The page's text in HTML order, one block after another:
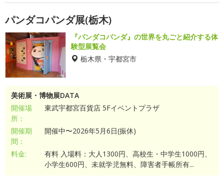
パンダコパンダ展(栃木)
『パンダコパンダ』の世界を丸ごと紹介する体
験型展覧会
栃木県・宇都宮市
美術展・博物展DATA
開催場
所：
東武宇都宮百貨店 5Fイベントプラザ
開催期
間：
開催中〜2026年5月6日(振休)
料金:
有料 入場料：大人1300円、高校生・中学生1000円、
小学生600円、未就学児無料、障害者手帳所有...